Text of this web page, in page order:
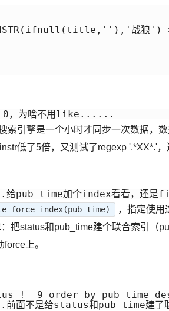
INSTR(ifnull(title,''),'战狼')
为啥不用like......
索引擎是一个小时才同步一次数据，
低了5倍，又测试了regexp '.*XX*.'
加个index看看，还
force index(pub_time)
，指定使用
把status和pub_time建个联合索引（
上。
!= 9 order by pub_time
不是给status和pub_time建